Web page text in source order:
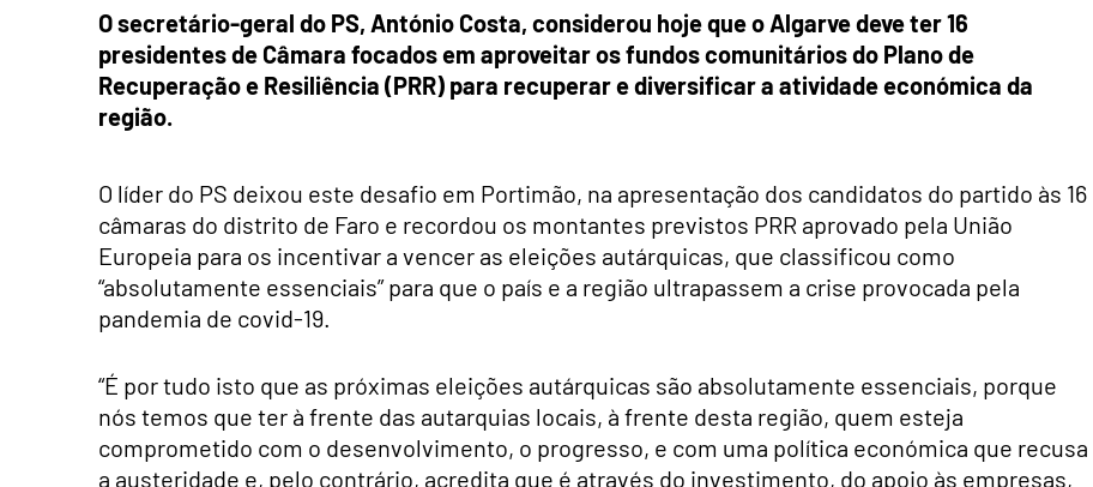
O secretário-geral do PS, António Costa, considerou hoje que o Algarve deve ter 16
presidentes de Câmara focados em aproveitar os fundos comunitários do Plano de
Recuperação e Resiliência (PRR) para recuperar e diversificar a atividade económica da
região.
O líder do PS deixou este desafio em Portimão, na apresentação dos candidatos do partido às 16
câmaras do distrito de Faro e recordou os montantes previstos PRR aprovado pela União
Europeia para os incentivar a vencer as eleições autárquicas, que classificou como
“absolutamente essenciais” para que o país e a região ultrapassem a crise provocada pela
pandemia de covid-19.
“É por tudo isto que as próximas eleições autárquicas são absolutamente essenciais, porque
nós temos que ter à frente das autarquias locais, à frente desta região, quem esteja
comprometido com o desenvolvimento, o progresso, e com uma política económica que recusa
a austeridade e, pelo contrário, acredita que é através do investimento, do apoio às empresas,